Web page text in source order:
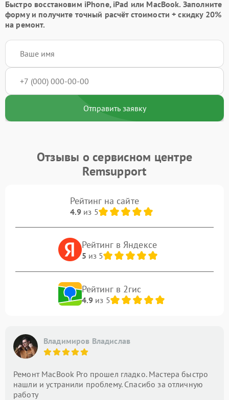
Быстро восстановим iPhone, iPad или MacBook. Заполните
формуи получите точный расчёт стоимости +скидку 20%
на ремонт.
Отправить заявку
Отзывы о сервисном центре
Remsupport
Рейтинг на сайте
4.9из 5
Рейтинг в Яндексе
5 из 5
Рейтинг в 2гис
4.9из 5
Владимиров Владислав
Ремонт MacBook Pro прошел гладко. Мастера быстро
нашли и устранили проблему. Спасибо за отличную
работу